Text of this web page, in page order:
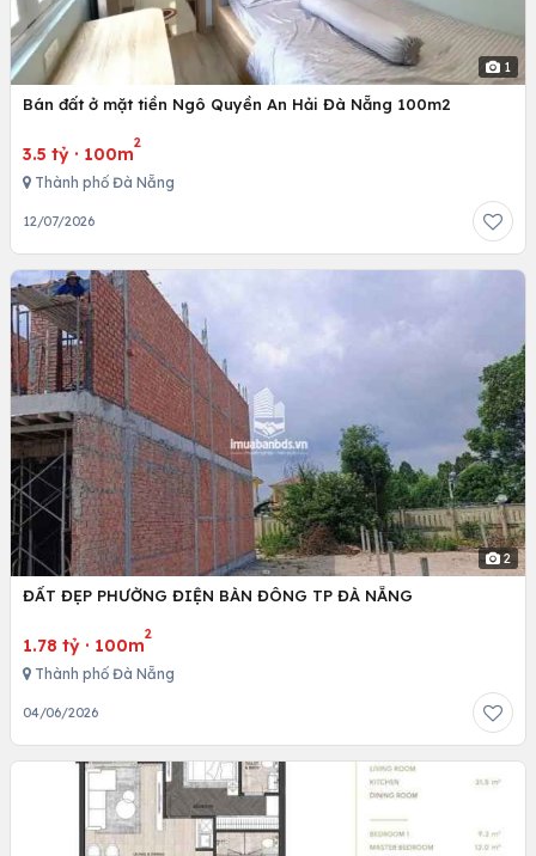
1
Bán đất ở mặt tiền Ngô Quyền An Hải Đà Nẵng 100m2
3.5 tỷ · 100m
2
Thành phố Đà Nẵng
12/07/2026
2
ĐẤT ĐẸP PHƯỜNG ĐIỆN BÀN ĐÔNG TP ĐÀ NẴNG
1.78 tỷ · 100m
2
Thành phố Đà Nẵng
04/06/2026